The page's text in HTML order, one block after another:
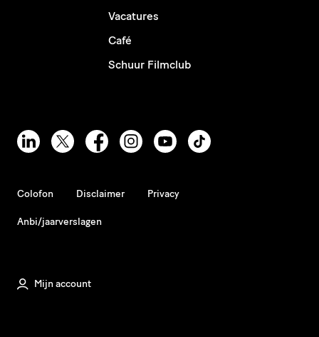
Vacatures
Café
Schuur Filmclub
Colofon Disclaimer Privacy
Anbi/jaarverslagen
Mijn account